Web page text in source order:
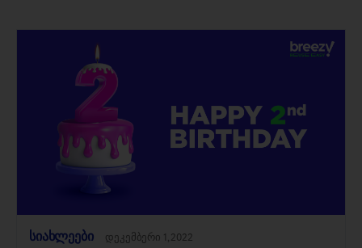
წლისთვის. ჩვენ ხელახლა გამოვიყენეთ
მისალოცი ბარათის დასამზადებლად. გთხოვთ,
თავი კომფორტულად იგრძნოთ და…
სიახლეები დეკემბერი 1, 2022